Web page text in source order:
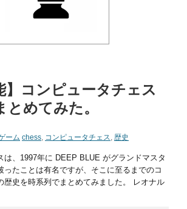
】コンピュータチェス
とめてみた。
ーム chess, コンピュータチェス, 歴史
は、1997年に DEEP BLUE がグランドマスタ
ったことは有名ですが、そこに至るまでのコ
歴史を時系列でまとめてみました。 レオナル